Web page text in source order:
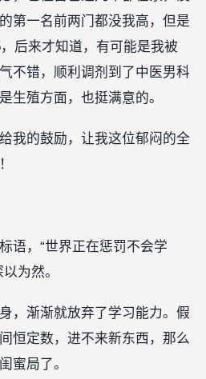
第一名前两门都没我高，但是
后来才知道，有可能是我被
不错，顺利调剂到了中医男科
生殖方面，也挺满意的。
我的鼓励，让我这位郁闷的全
语，“世界正在惩罚不会学
为然。
，渐渐就放弃了学习能力。假
恒定数，进不来新东西，那么
蜜局了。